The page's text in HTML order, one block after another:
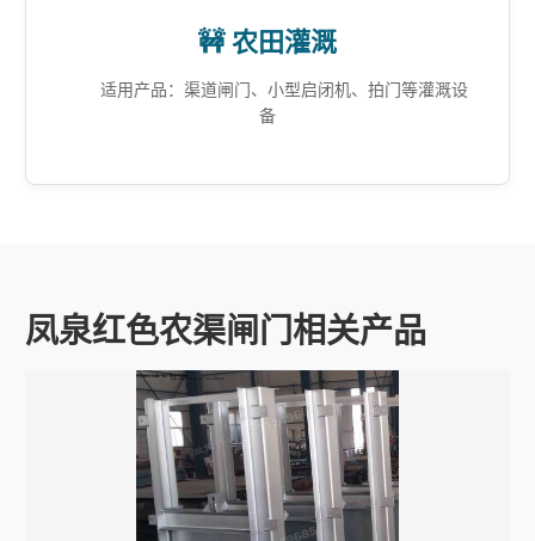
🚧 农田灌溉
适用产品：渠道闸门、小型启闭机、拍门等灌溉设
备
凤泉红色农渠闸门相关产品